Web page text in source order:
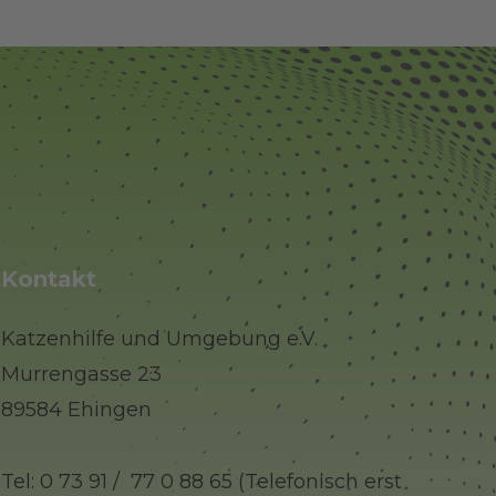
Kontakt
Katzenhilfe und Umgebung e.V.
Murrengasse 23
89584 Ehingen
Tel: 0 73 91 / 77 0 88 65 (Telefonisch erst